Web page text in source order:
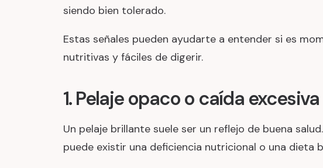
siendo bien tolerado.
Estas señales pueden ayudarte a entender si es
nutritivas y fáciles de digerir.
1. Pelaje opaco o caída excesiva
Un pelaje brillante suele ser un reflejo de buena
puede existir una deficiencia nutricional o una dieta